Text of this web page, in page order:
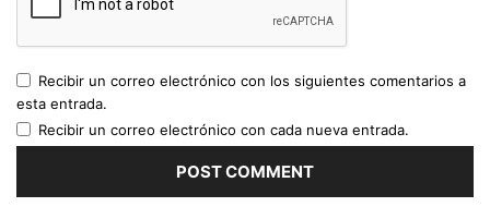
Recibir un correo electrónico con los siguientes comentarios a
esta entrada.
Recibir un correo electrónico con cada nueva entrada.